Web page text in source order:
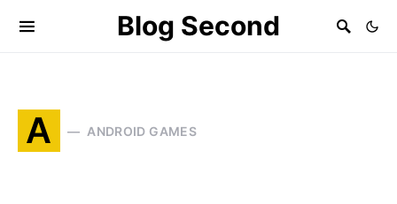
Blog Second
A ANDROID GAMES